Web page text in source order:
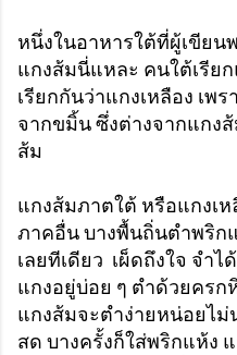
หนึ่งในอาหารใต้ที่ผู้เขียน
แกงส้มนี่แหละ คนใต้เรีย
เรียกกันว่าแกงเหลือง เพ
จากขมิ้น ซึ่งต่างจากแกง
ส้ม
แกงส้มภาตใต้ หรือแกงเ
ภาคอื่น บางพื้นถิ่นตำพริก
เลยทีเดียว เผ็ดถึงใจ จำ
แกงอยู่บ่อย ๆ ตำด้วยคร
แกงส้มจะตำง่ายหน่อยไม่
สด บางครั้งก็ใส่พริกแห้ง